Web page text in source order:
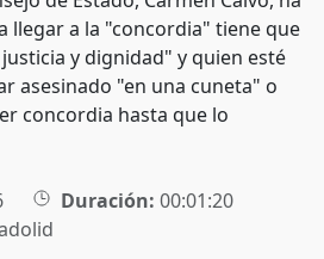
llegar a la "concordia" tiene que
y dignidad" y quien esté
asesinado "en una cuneta" o
concordia hasta que lo
Duración: 00:01:20